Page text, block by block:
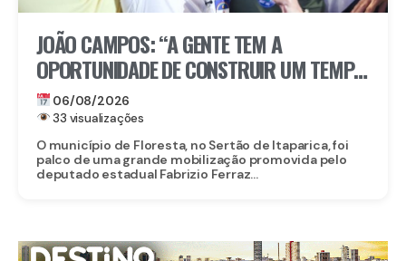
JOÃO CAMPOS: “A GENTE TEM A
OPORTUNIDADE DE CONSTRUIR UM TEMPO
BOM PELA FRENTE”
06/08/2026
33 visualizações
O município de Floresta, no Sertão de Itaparica, foi
palco de uma grande mobilização promovida pelo
deputado estadual Fabrizio Ferraz...